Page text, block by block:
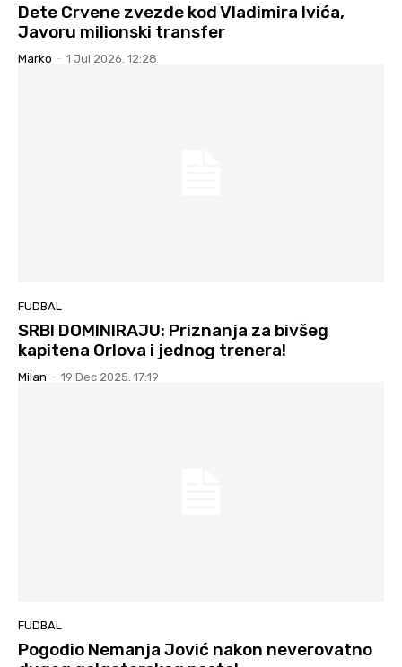
Dete Crvene zvezde kod Vladimira Ivića,
Javoru milionski transfer
Marko - 1 Jul 2026. 12:28
FUDBAL
SRBI DOMINIRAJU: Priznanja za bivšeg
kapitena Orlova i jednog trenera!
Milan - 19 Dec 2025. 17:19
FUDBAL
Pogodio Nemanja Jović nakon neverovatno